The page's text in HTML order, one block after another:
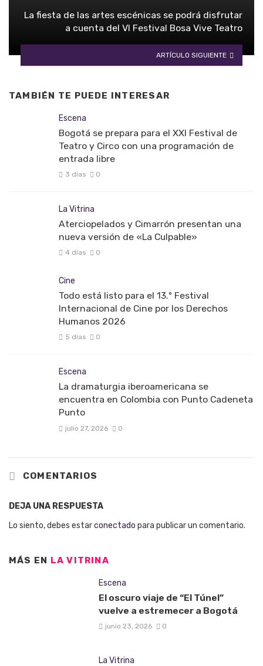
La fiesta de las artes escénicas se podrá disfrutar
a cuenta del VI Festival Bosa Vive Teatro
ARTÍCULO SIGUIENTE
TAMBIÉN TE PUEDE INTERESAR
Escena
Bogotá se prepara para el XXI Festival de
Teatro y Circo con una programación de
entrada libre
3 días 0
La Vitrina
Aterciopelados y Cimarrón presentan una
nueva versión de «La Culpable»
4 días 0
Cine
Todo está listo para el 13.º Festival
Internacional de Cine por los Derechos
Humanos 2026
5 días 0
Escena
La dramaturgia iberoamericana se
encuentra en Colombia con Punto Cadeneta
Punto
julio 27, 2026 0
COMENTARIOS
DEJA UNA RESPUESTA
Lo siento, debes estarconectado para publicar un comentario.
MÁS EN LA VITRINA
Escena
El oscuro viaje de “El Túnel”
vuelve a estremecer a Bogotá
junio 23, 2026 0
La Vitrina